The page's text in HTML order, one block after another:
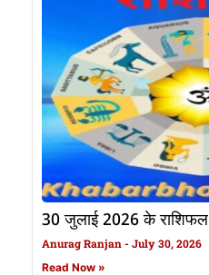
30 जुलाई 2026 के राशिफल
Anurag Ranjan July 30, 2026
Read Now »